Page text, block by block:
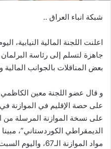
شبكة انباء العراق ..
اعلنت اللجنة المالية النيابية،
جاهزة لتسلم إلى رئاسة
بعض المناقلات بالجوانب المالية
و قال عضو اللجنة معين
على نسخة الموازنة المرسلة من
الديمقراطي الكوردستاني”،
مواد الموازنة